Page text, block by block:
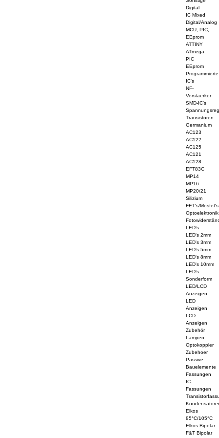
Digital
IC Mixed
Digital/Analog
MCU, PIC,
EEprom
ATTINY
ATmega
PIC
EEprom
Programmierte
IC's
NF-
Verstaerker
SMD-IC's
Transistoren
Germanium
AC123
AC122
AC125
AC121
AC128
EFT83C
MP14
MP16
MP20/21
Silizium
FET's/Mosfet's
Optoelektronik
LED's
LED's 2mm
LED's 3mm
LED's 5mm
LED's 8mm
LED's 10mm
LED's
Sonderform
LED/LCD
Anzeigen
LED
Anzeigen
LCD
Anzeigen
Zubehör
Lampen
Optokoppler
Zubehoer
Passive
Bauelemente
Fassungen
IC-
Fassungen
Elkos
85°C/105°C
Elkos Bipolar
F&T Bipolar